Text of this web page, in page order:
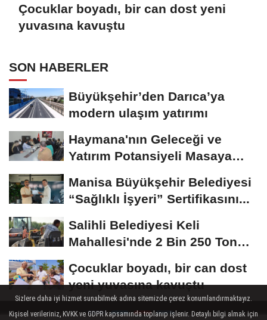
Çocuklar boyadı, bir can dost yeni
yuvasına kavuştu
SON HABERLER
Büyükşehir’den Darıca’ya
modern ulaşım yatırımı
Haymana'nın Geleceği ve
Yatırım Potansiyeli Masaya
Manisa Büyükşehir Belediyesi
“Sağlıklı İşyeri” Sertifikasını...
Salihli Belediyesi Keli
Mahallesi'nde 2 Bin 250 Ton
Çocuklar boyadı, bir can dost
yeni yuvasına kavuştu
Sizlere daha iyi hizmet sunabilmek adına sitemizde çerez konumlandırmaktayız.
Kişisel verileriniz, KVKK ve GDPR kapsamında toplanıp işlenir. Detaylı bilgi almak için